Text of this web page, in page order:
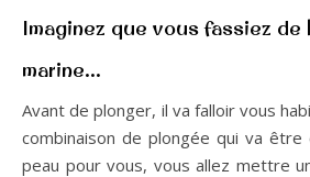
Imaginez que vous fassiez
marine…
Avant de plonger, il va falloir vous
combinaison de plongée qui va être
peau pour vous, vous allez mettre